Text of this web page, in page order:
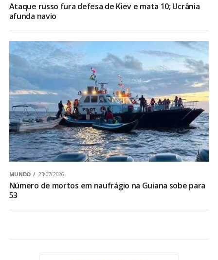
Ataque russo fura defesa de Kiev e mata 10; Ucrânia
afunda navio
MUNDO 23/07/2026
Número de mortos em naufrágio na Guiana sobe para
53